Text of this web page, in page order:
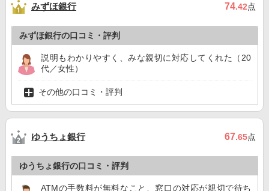
みずほ銀行 74.42点
みずほ銀行の口コミ・評判
説明もわかりやすく、みな親切に対応してくれた（20
代／女性）
その他の口コミ・評判
ゆうちょ銀行 67.65点
ゆうちょ銀行の口コミ・評判
ATMの手数料が無料なこと、窓口の対応が親切で待ち